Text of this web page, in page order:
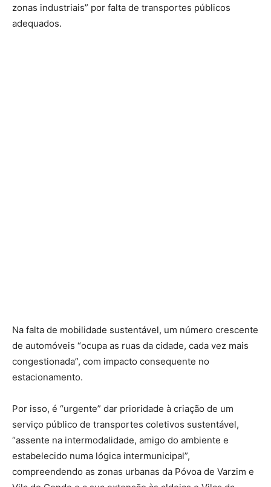
zonas industriais” por falta de transportes públicos
adequados.
Na falta de mobilidade sustentável, um número crescente
de automóveis “ocupa as ruas da cidade, cada vez mais
congestionada”, com impacto consequente no
estacionamento.
Por isso, é “urgente” dar prioridade à criação de um
serviço público de transportes coletivos sustentável,
“assente na intermodalidade, amigo do ambiente e
estabelecido numa lógica intermunicipal”,
compreendendo as zonas urbanas da Póvoa de Varzim e